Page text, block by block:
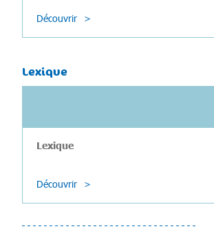
Découvrir
Lexique
Lexique
Découvrir